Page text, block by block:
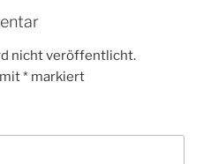
nicht veröffentlicht.
* markiert